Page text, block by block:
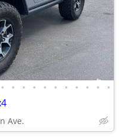
• • • • • • • • • • •
Ave.